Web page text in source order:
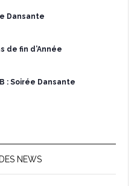
Dansante
de fin d’Année
: Soirée Dansante
NEWS